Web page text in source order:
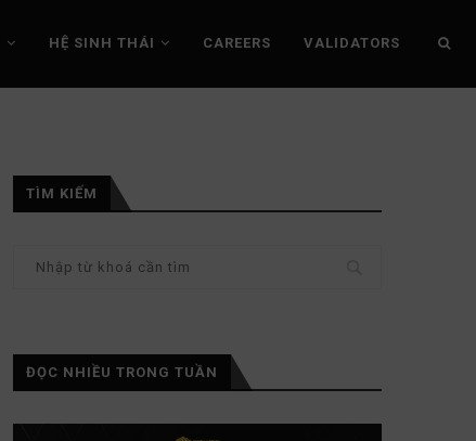
HỆ SINH THÁI CAREERS VALIDATORS
TÌM KIẾM
ĐỌC NHIỀU TRONG TUẦN